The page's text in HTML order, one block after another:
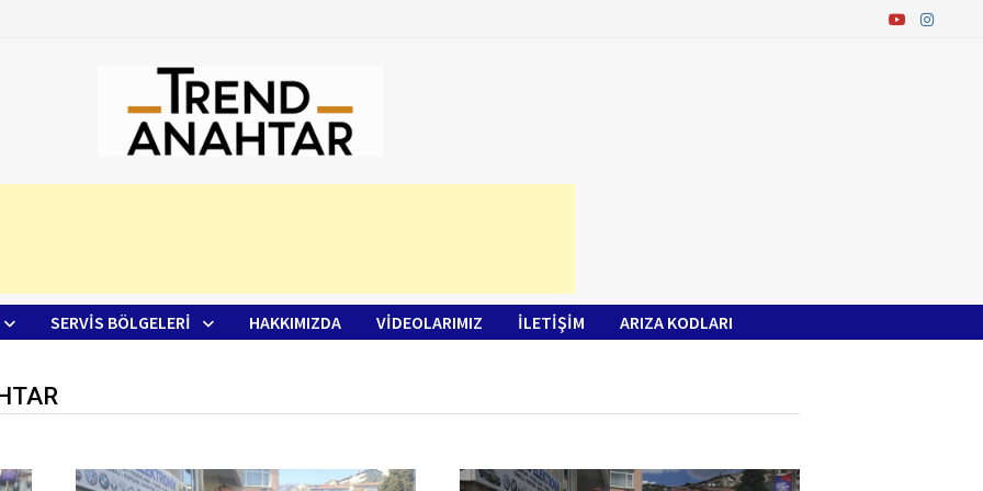
SERVİS BÖLGELERİ HAKKIMIZDA VIDEOLARIMIZ İLETİŞİM ARIZA KODLARI